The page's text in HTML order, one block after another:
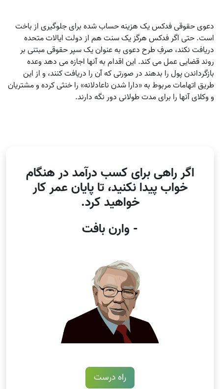
دعوی حقوقی فدکس یک هزینه حساب‌ شده برای جلوگیری از باخت
است. حتی اگر فدکس هرگز یک سنت هم از دولت ایالات متحده
دریافت نکند، صرفِ طرح دعوی به عنوان یک سپر حقوقی مبتنی بر
روند قضایی عمل می‌ کند. این اقدام به آنها اجازه می‌ دهد وعده
بازگرداندن پول را بدهند در صورتی که آن را دریافت کنند، و از این
طریق اتهامات مربوط به «دارا شدن ناعادلانه» را خنثی کرده و مشتریان
و وکلای آنها را برای مدت طولانی دور نگه دارند.
اگر راهی برایکسب درآمد در هنگام
خواب پیدا نکنید،تا پایان عمرکار
خواهید کرد.
- وارن بافت
راه درست